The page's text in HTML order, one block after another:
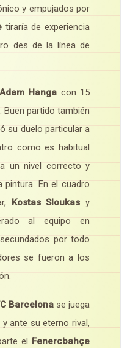
y empujados por
tiraría de experiencia
des de la línea de
Adam Hanga con 15
Buen partido también
su duelo particular a
como es habitual
un nivel correcto y
En el cuadro
Kostas Sloukas y
al equipo en
por todo
se fueron a los
Barcelonase juega
ante su eterno rival,
el Fenercbahçe